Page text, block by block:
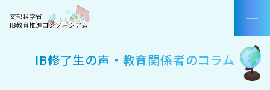
コンソーシアムについて
IB修了生の声・教育関係者のコラム